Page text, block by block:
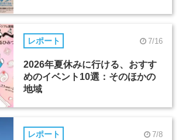
レポート 7/16
2026年夏休みに行ける、おすす
めのイベント10選：そのほかの
地域
レポート 7/8